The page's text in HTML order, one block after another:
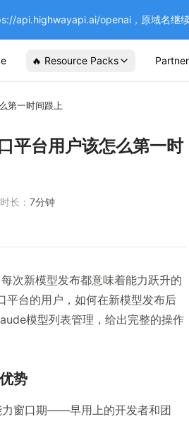
api.highwayapi.ai/openai，原域名继
🔥 Resource Packs
第一时间跟上
平台用户该怎么第一时
长： 7分钟
次新模型发布都意味着能力跃升的
平台的用户，如何在新模型发布后
模型列表管理，给出完整的操作
势
力窗口期——早用上的开发者和团